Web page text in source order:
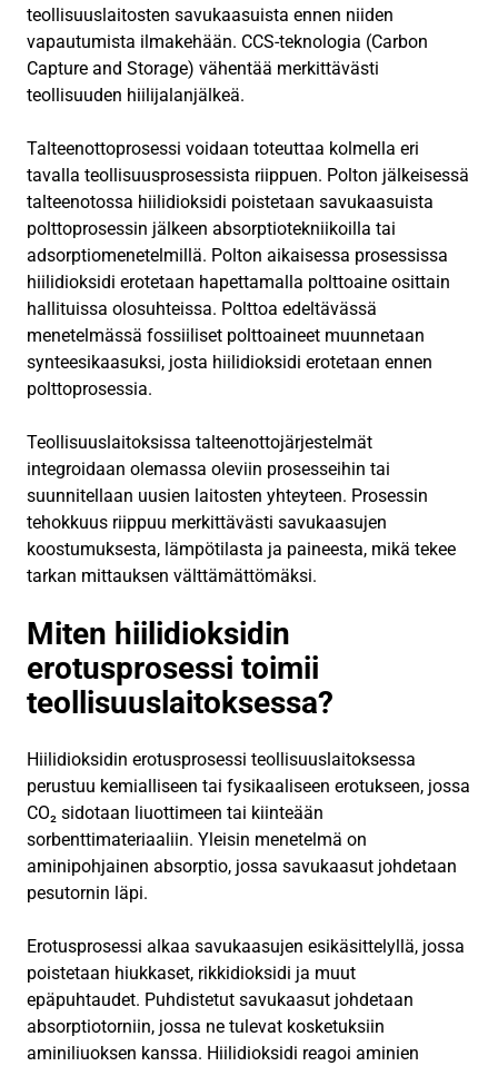
teollisuuslaitosten savukaasuista ennen niiden
vapautumista ilmakehään. CCS-teknologia (Carbon
Capture and Storage) vähentää merkittävästi
teollisuuden hiilijalanjälkeä.
Talteenottoprosessi voidaan toteuttaa kolmella eri
tavalla teollisuusprosessista riippuen. Polton jälkeisessä
talteenotossa hiilidioksidi poistetaan savukaasuista
polttoprosessin jälkeen absorptiotekniikoilla tai
adsorptiomenetelmillä. Polton aikaisessa prosessissa
hiilidioksidi erotetaan hapettamalla polttoaine osittain
hallituissa olosuhteissa. Polttoa edeltävässä
menetelmässä fossiiliset polttoaineet muunnetaan
synteesikaasuksi, josta hiilidioksidi erotetaan ennen
polttoprosessia.
Teollisuuslaitoksissa talteenottojärjestelmät
integroidaan olemassa oleviin prosesseihin tai
suunnitellaan uusien laitosten yhteyteen. Prosessin
tehokkuus riippuu merkittävästi savukaasujen
koostumuksesta, lämpötilasta ja paineesta, mikä tekee
tarkan mittauksen välttämättömäksi.
Miten hiilidioksidin
erotusprosessi toimii
teollisuuslaitoksessa?
Hiilidioksidin erotusprosessi teollisuuslaitoksessa
perustuu kemialliseen tai fysikaaliseen erotukseen, jossa
CO₂ sidotaan liuottimeen tai kiinteään
sorbenttimateriaaliin. Yleisin menetelmä on
aminipohjainen absorptio, jossa savukaasut johdetaan
pesutornin läpi.
Erotusprosessi alkaa savukaasujen esikäsittelyllä, jossa
poistetaan hiukkaset, rikkidioksidi ja muut
epäpuhtaudet. Puhdistetut savukaasut johdetaan
absorptiotorniin, jossa ne tulevat kosketuksiin
aminiliuoksen kanssa. Hiilidioksidi reagoi aminien